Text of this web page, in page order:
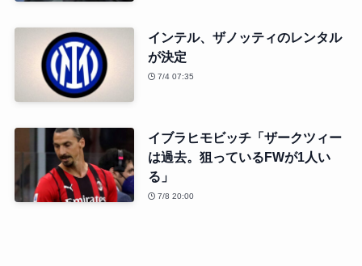
インテル、ザノッティのレンタル
が決定
7/4 07:35
イブラヒモビッチ「ザークツィー
は過去。狙っているFWが1人い
る」
7/8 20:00